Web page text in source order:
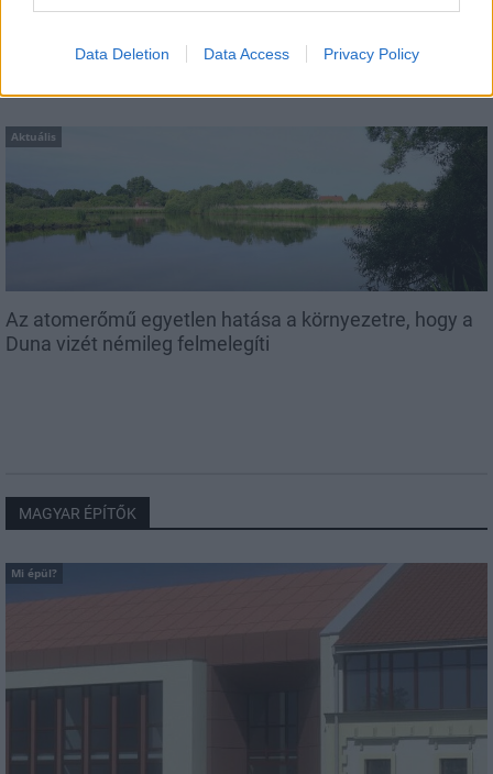
Data Deletion Data Access Privacy Policy
az utolsó turbina
Aktuális
Az atomerőmű egyetlen hatása a környezetre, hogy a
Duna vizét némileg felmelegíti
MAGYAR ÉPÍTŐK
Mi épül?